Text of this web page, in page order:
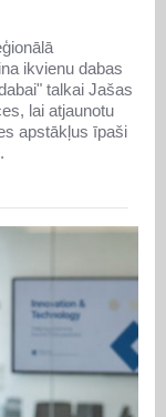
ikvienu dabas
talkai Jašas
lai atjaunotu
apstākļus īpaši